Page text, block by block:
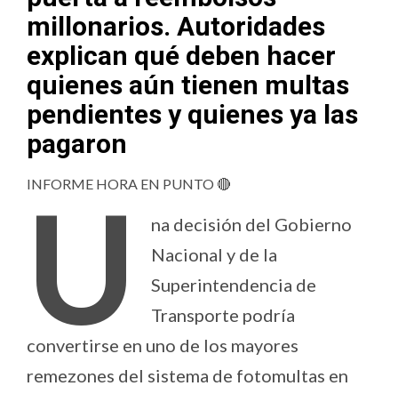
millonarios. Autoridades
explican qué deben hacer
quienes aún tienen multas
pendientes y quienes ya las
pagaron
INFORME HORA EN PUNTO 🔴
U
na decisión del Gobierno
Nacional y de la
Superintendencia de
Transporte podría
convertirse en uno de los mayores
remezones del sistema de fotomultas en